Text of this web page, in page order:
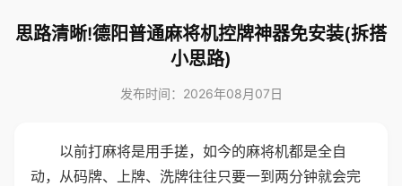
思路清晰!德阳普通麻将机控牌神器免安装(拆搭
小思路)
发布时间：2026年08月07日
以前打麻将是用手搓，如今的麻将机都是全自
动，从码牌、上牌、洗牌往往只要一到两分钟就会完